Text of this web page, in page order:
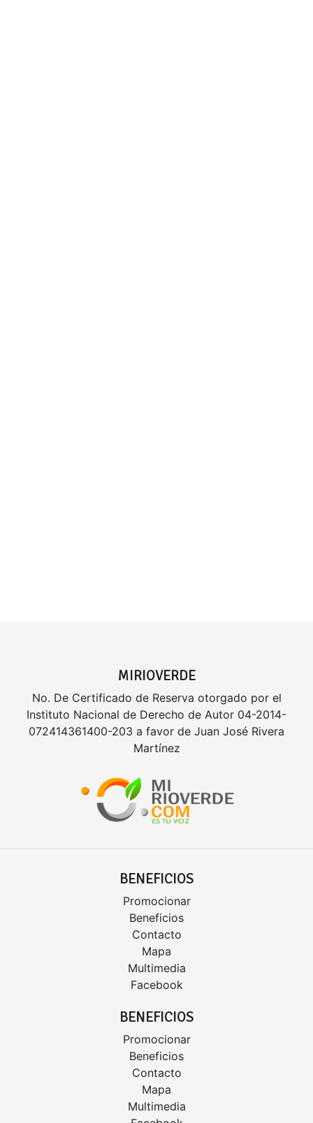
MIRIOVERDE
No. De Certificado de Reserva otorgado por el
Instituto Nacional de Derecho de Autor 04-2014-
072414361400-203 a favor de Juan José Rivera
Martínez
BENEFICIOS
Promocionar
Beneficios
Contacto
Mapa
Multimedia
Facebook
BENEFICIOS
Promocionar
Beneficios
Contacto
Mapa
Multimedia